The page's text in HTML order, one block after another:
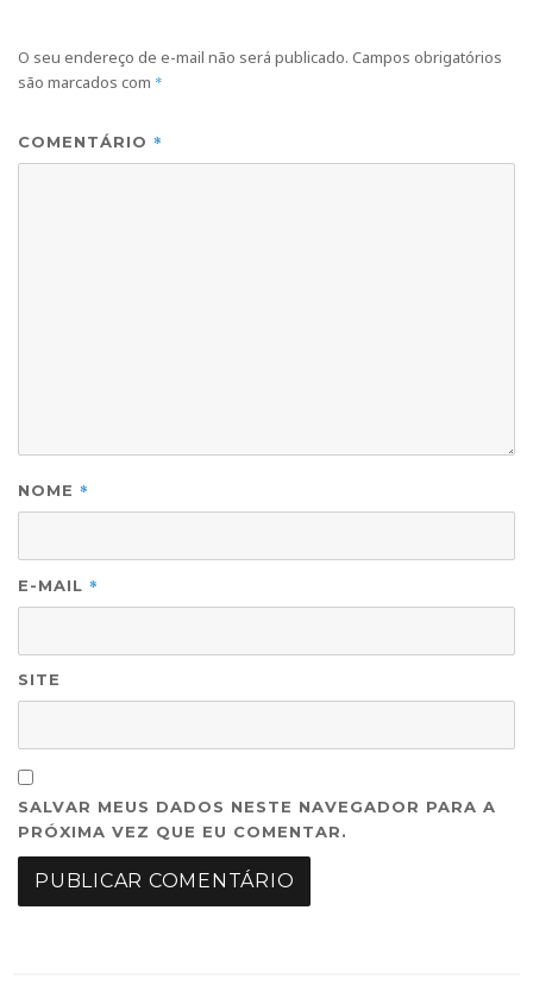
O seu endereço de e-mail não será publicado. Campos obrigatórios
são marcados com *
COMENTÁRIO *
NOME *
E-MAIL *
SITE
SALVAR MEUS DADOS NESTE NAVEGADOR PARA A
PRÓXIMA VEZ QUE EU COMENTAR.